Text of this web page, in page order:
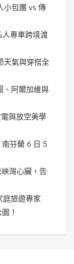
小包團 vs 傳
人專車跨境渡
天氣與穿搭全
、阿爾加維與
與放空美學
南芬蘭 6 日 5
灣心臟，告
庭旅遊專家
！